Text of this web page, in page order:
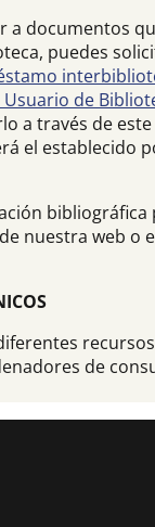
a documentos
puedes
de
a través de este
el establecido
bibliográfica
nuestra web o
de